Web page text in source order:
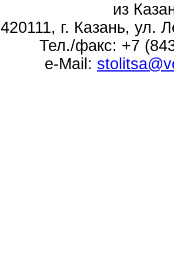
из
420111, г. Казань, ул.
Тел./факс: +7
e-Mail: